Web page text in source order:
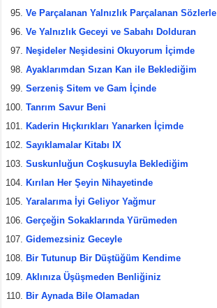
Ve Parçalanan Yalnızlık Parçalanan Sözlerle
Ve Yalnızlık Geceyi ve Sabahı Dolduran
Neşideler Neşidesini Okuyorum İçimde
Ayaklarımdan Sızan Kan ile Beklediğim
Serzeniş Sitem ve Gam İçinde
Tanrım Savur Beni
Kaderin Hıçkırıkları Yanarken İçimde
Sayıklamalar Kitabı IX
Suskunluğun Coşkusuyla Beklediğim
Kırılan Her Şeyin Nihayetinde
Yaralarıma İyi Geliyor Yağmur
Gerçeğin Sokaklarında Yürümeden
Gidemezsiniz Geceyle
Bir Tutunup Bir Düştüğüm Kendime
Aklınıza Üşüşmeden Benliğiniz
Bir Aynada Bile Olamadan